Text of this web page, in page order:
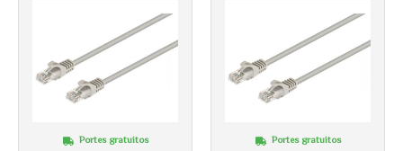
Portes gratuitos Portes gratuitos